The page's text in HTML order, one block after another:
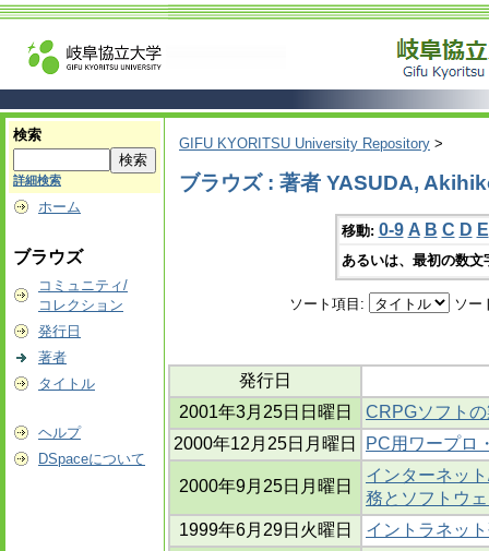
検索
詳細検索
ホーム
ブラウズ
コミュニティ/
コレクション
発行日
著者
タイトル
ヘルプ
DSpaceについて
GIFU KYORITSU University Repository >
ブラウズ : 著者 YASUDA,
移動: 0-9 A B C D E
あるいは、最初の数
ソート項目: ソー
発行日
2001年3月25日日曜日
CRPGソフト
2000年12月25日月曜日
PC用ワープロ
2000年9月25日月曜日
インターネッ
務とソフトウ
1999年6月29日火曜日
イントラネッ